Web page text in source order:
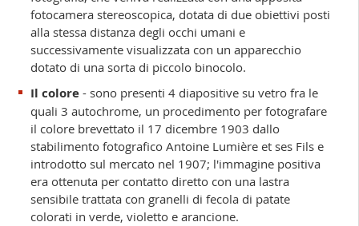
fotocamera stereoscopica, dotata di due obiettivi posti
alla stessa distanza degli occhi umani e
successivamente visualizzata con un apparecchio
dotato di una sorta di piccolo binocolo.
Il colore- sono presenti 4 diapositive su vetro fra le
quali 3 autochrome, un procedimento per fotografare
il colore brevettato il 17 dicembre 1903 dallo
stabilimento fotografico Antoine Lumière et ses Fils e
introdotto sul mercato nel 1907; l'immagine positiva
era ottenuta per contatto diretto con una lastra
sensibile trattata con granelli di fecola di patate
colorati in verde, violetto e arancione.